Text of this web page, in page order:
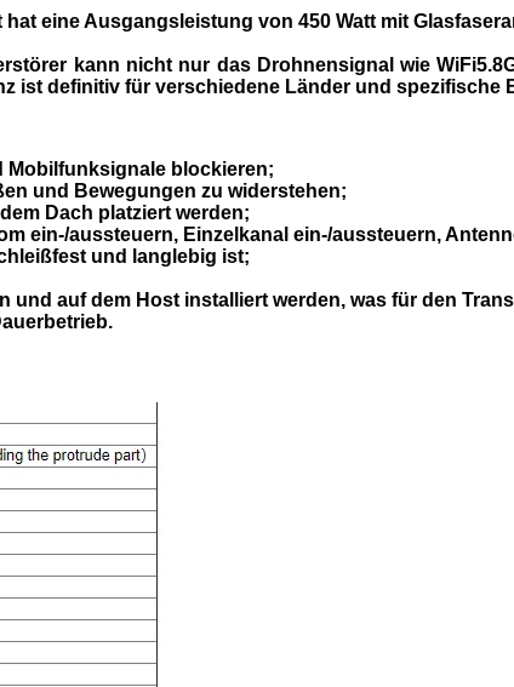
eine Ausgangsleistung von 450 Watt mit
kann nicht nur das Drohnensignal wie
ist definitiv für verschiedene Länder und spezifische
Mobilfunksignale blockieren;
und Bewegungen zu widerstehen;
Dach platziert werden;
ein-/aussteuern, Einzelkanal ein-/aussteuern,
und langlebig ist;
und auf dem Host installiert werden, was für den